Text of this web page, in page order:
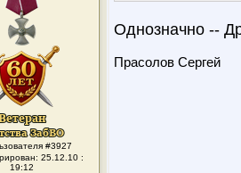
#3927
25.12.10 :
19:12
Однозначно --
Прасолов Сергей